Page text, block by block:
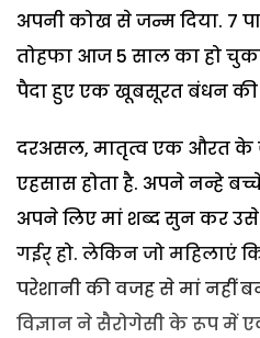
अपनी कोख से जन्म दिया. 7
तोहफा आज 5 साल का हो
पैदा हुए एक खूबसूरत बंधन की
दरअसल, मातृत्व एक औरत के
एहसास होता है. अपने नन्हे
अपने लिए मां शब्द सुन कर उसे
गईर् हो. लेकिन जो महिलाएं
परेशानी की वजह से मां नहीं
विज्ञान ने सैरोगेसी के रूप में